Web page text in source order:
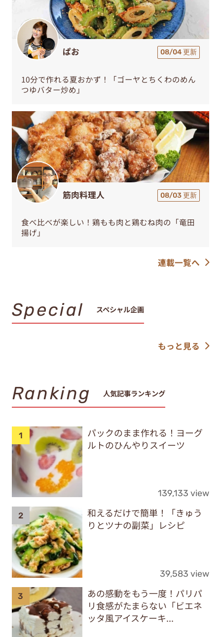
ぱお 08/04 更新
10分で作れる夏おかず！「ゴーヤとちくわのめん
つゆバター炒め」
筋肉料理人 08/03 更新
食べ比べが楽しい！鶏もも肉と鶏むね肉の「竜田
揚げ」
連載一覧へ
Special スペシャル企画
もっと見る
Ranking 人気記事ランキング
パックのまま作れる！ヨーグ
ルトのひんやりスイーツ
139,133 view
和えるだけで簡単！「きゅう
りとツナの副菜」レシピ
39,583 view
あの感動をもう一度！パリパ
リ食感がたまらない「ビエネ
ッタ風アイスケーキ...